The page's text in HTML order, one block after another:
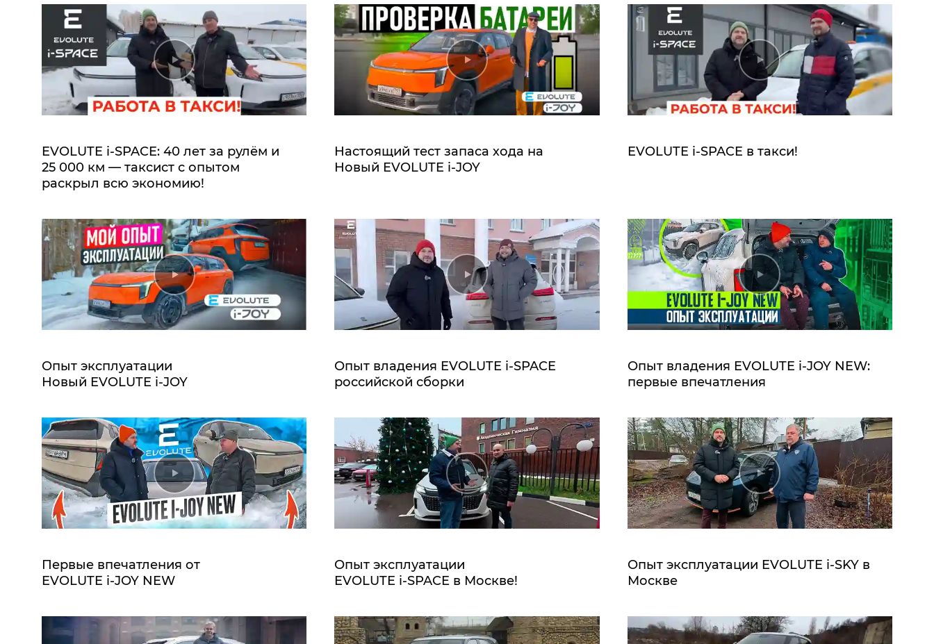
EVOLUTE i‑SPACE: 40 лет за рулём и
25 000 км — таксист с опытом
раскрыл всю экономию!
Настоящий тест запаса хода на
Новый EVOLUTE i‑JOY
EVOLUTE i‑SPACE в такси!
Опыт эксплуатации
Новый EVOLUTE i‑JOY
Опыт владения EVOLUTE i‑SPACE
российской сборки
Опыт владения EVOLUTE i‑JOY NEW:
первые впечатления
Первые впечатления от
EVOLUTE i‑JOY NEW
Опыт эксплуатации
EVOLUTE i‑SPACE в Москве!
Опыт эксплуатации EVOLUTE i‑SKY в
Москве